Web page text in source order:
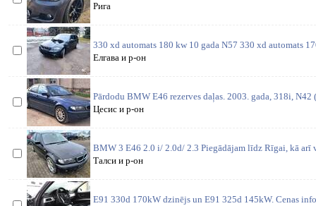
Рига
330 xd automats 180 kw 10 gada N57 330 xd automats
Елгава и р-он
Pārdodu BMW E46 rezerves daļas. 2003. gada, 318i, N42
Цесис и р-он
BMW 3 E46 2.0 i/ 2.0d/ 2.3 Piegādājam līdz Rīgai, kā arī
Талси и р-он
E91 330d 170kW dzinējs un E91 325d 145kW. Cenas